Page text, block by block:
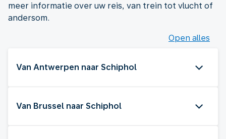
meer informatie over uw reis, van trein tot vlucht of
andersom.
Open alles
Van Antwerpen naar Schiphol
Van Brussel naar Schiphol